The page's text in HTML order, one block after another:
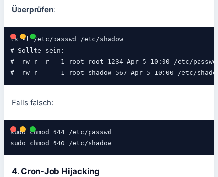
Überprüfen:
ls -l /etc/passwd /etc/shadow
# Sollte sein:
# -rw-r--r-- 1 root root 1234 Apr 5 10:00 /etc/passwd
# -rw-r----- 1 root shadow 567 Apr 5 10:00 /etc/
Falls falsch:
sudo chmod 644 /etc/passwd
sudo chmod 640 /etc/shadow
4. Cron-Job Hijacking